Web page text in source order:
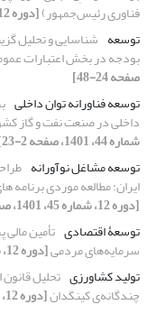
فناوری رئیس‌جمهور)[دوره 12، شماره 45، 1401، صفحه 166-188]
توسعه شناسایی و تحلیل
بودجه در بخش اعتبارات
صفحه 24-48]
توسعه فناورانه توان داخلی
داخلی در صنعت نفت و گاز
شماره 44، 1401، صفحه 2-23]
توسعه مشاغل نوآورانه
ایران: مطالعه موردی برنامه
[دوره 12، شماره 45، 1401، صفحه 116-138]
توسعۀ اقتصادی تأمین
سرمایه‌های مردمی[دوره 12، شماره 42، 1401، صفحه 30-56]
تولید کشاورزی تحلیل
چند‌گانه‌ی کینگدان[دوره 12، شماره 43، 1401، صفحه 130-162]